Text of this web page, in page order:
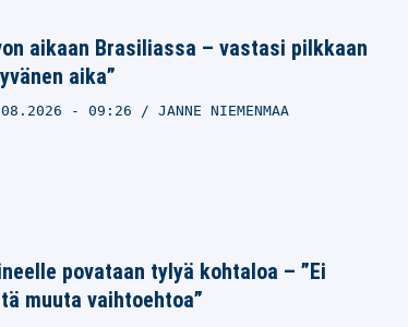
aikaan Brasiliassa – vastasi pilkkaan
aika”
- 09:26 JANNE NIEMENMAA
povataan tylyä kohtaloa – ”Ei
muuta vaihtoehtoa”